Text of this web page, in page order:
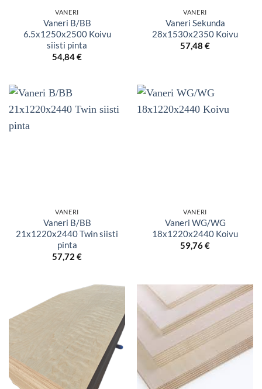
VANERI
Vaneri B/BB
6.5x1250x2500 Koivu
siisti pinta
54,84€
VANERI
Vaneri Sekunda
28x1530x2350 Koivu
57,48 €
VANERI
Vaneri B/BB
21x1220x2440 Twin siisti
pinta
57,72 €
VANERI
Vaneri WG/WG
18x1220x2440 Koivu
59,76€